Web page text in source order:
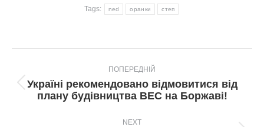
Tags: ned оранки степ
navigation
ПОПЕРЕДНІЙ
Попередній
пост:
Україні рекомендовано відмовитися від
плану будівництва ВЕС на Боржаві!
NEXT